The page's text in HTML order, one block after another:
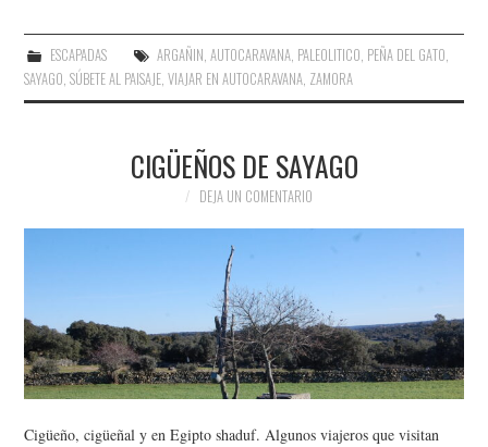
ESCAPADAS ARGAÑIN, AUTOCARAVANA, PALEOLITICO, PEÑA DEL GATO,
SAYAGO,SÚBETE AL PAISAJE,VIAJAR EN AUTOCARAVANA, ZAMORA
CIGÜEÑOS DE SAYAGO
DEJA UN COMENTARIO
Cigüeño, cigüeñal y en Egipto shaduf. Algunos viajeros que visitan